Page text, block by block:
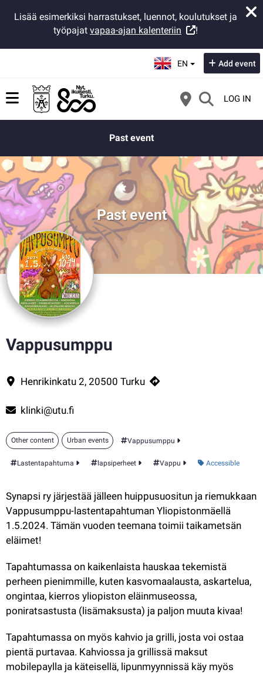
Lisää esimerkiksi harrastukset, luennot, koulutukset ja
työpajat vapaa-ajan kalenteriin !
EN Add event
LOG IN
Past event
Past event
Vappusumppu
Synapsi ry järjestää jälleen huippusuositun ja riemukkaan
Contact information
Henrikinkatu 2, 20500 Turku
klinki@utu.fi
Other content Urban events Vappusumppu
Lastentapahtuma lapsiperheet Vappu Category:
Accessible
Synapsi ry järjestää jälleen huippusuositun ja riemukkaan
Vappusumppu-lastentapahtuman Yliopistonmäellä
1.5.2024. Tämän vuoden teemana toimii taikametsän
eläimet!
Tapahtumassa on kaikenlaista hauskaa tekemistä
perheen pienimmille, kuten kasvomaalausta, askartelua,
ongintaa, kierros yliopiston eläinmuseossa,
poniratsastusta (lisämaksusta) ja paljon muuta kivaa!
Tapahtumassa on myös kahvio ja grilli, josta voi ostaa
pientä purtavaa. Kahviossa ja grillissä maksut
mobilepaylla ja käteisellä, lipunmyynnissä käy myös